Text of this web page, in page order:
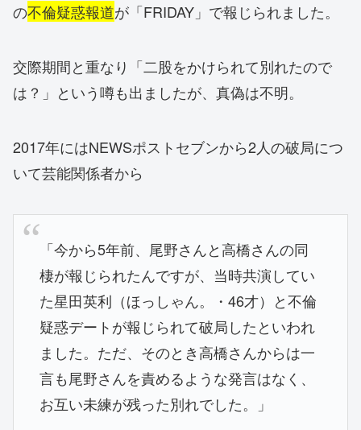
の不倫疑惑報道が「FRIDAY」で報じられました。
交際期間と重なり「二股をかけられて別れたので
は？」という噂も出ましたが、真偽は不明。
2017年にはNEWSポストセブンから2人の破局につ
いて芸能関係者から
「今から5年前、尾野さんと高橋さんの同
棲が報じられたんですが、当時共演してい
た星田英利（ほっしゃん。・46才）と不倫
疑惑デートが報じられて破局したといわれ
ました。ただ、そのとき高橋さんからは一
言も尾野さんを責めるような発言はなく、
お互い未練が残った別れでした。」